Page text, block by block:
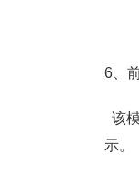
6、
该
示。